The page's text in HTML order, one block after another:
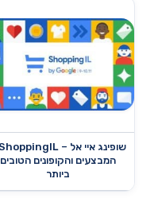
המבצעים והקופונים הטובים
ביותר